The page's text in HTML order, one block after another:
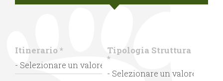
Itinerario * Tipologia Struttura
*